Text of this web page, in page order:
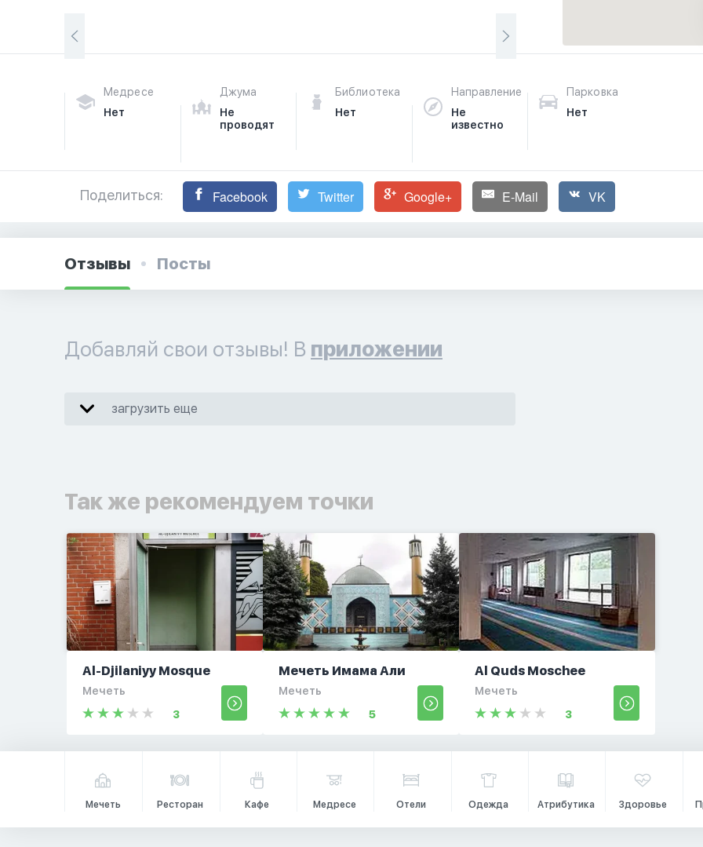
Медресе
Нет
Джума
Не
проводят
Библиотека
Нет
Направление
Не
известно
Парковка
Нет
Поделиться: Facebook Twitter Google+ E-Mail VK
Отзывы Посты
Добавляй свои отзывы! В приложении
загрузить еще
Так же рекомендуем точки
Al-Djilaniyy Mosque
Мечеть
3
Мечеть Имама Али
Мечеть
5
Al Quds Moschee
Мечеть
3
Мечеть Ресторан Кафе Медресе Отели Одежда Атрибутика Здоровье